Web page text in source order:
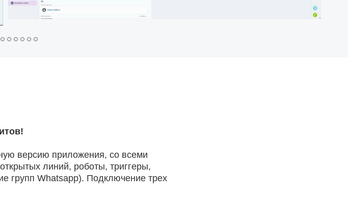
версию приложения, со всеми
линий, роботы, триггеры,
групп Whatsapp). Подключение трех